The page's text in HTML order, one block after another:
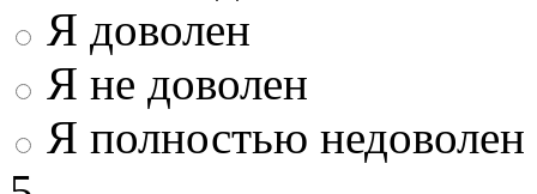
Я доволен
Я не доволен
Я полностью недоволен